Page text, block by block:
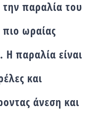
παραλία του
ωραίας
Η παραλία είναι
και
άνεση και